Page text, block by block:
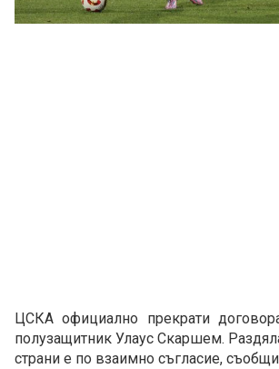
ЦСКА официално прекрати
полузащитник Улаус Скаршем.
страни е по взаимно съгласие,